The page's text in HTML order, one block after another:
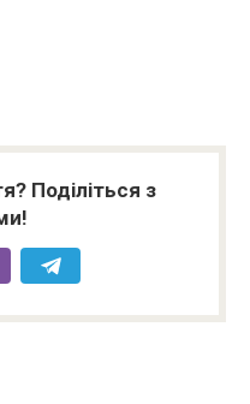
Поділіться з